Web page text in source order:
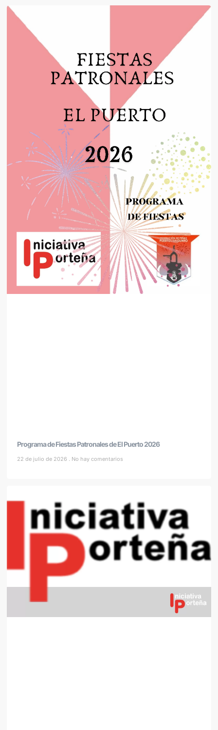
Programa de Fiestas Patronales de El Puerto 2026
22 de julio de 2026 No hay comentarios